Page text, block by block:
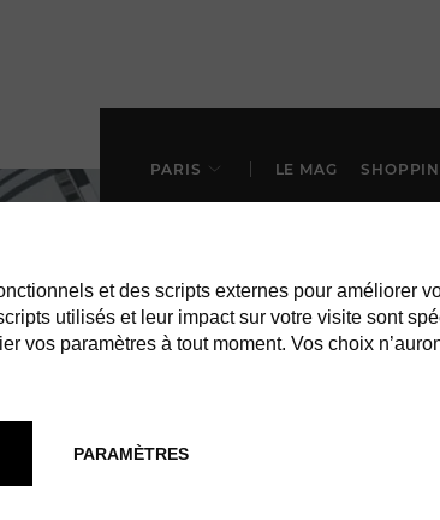
PARIS LE MAG
et des scripts externes pour améliorer
utilisés et leur impact sur votre visite sont
vos paramètres à tout moment. Vos choix
PARAMÈTRES